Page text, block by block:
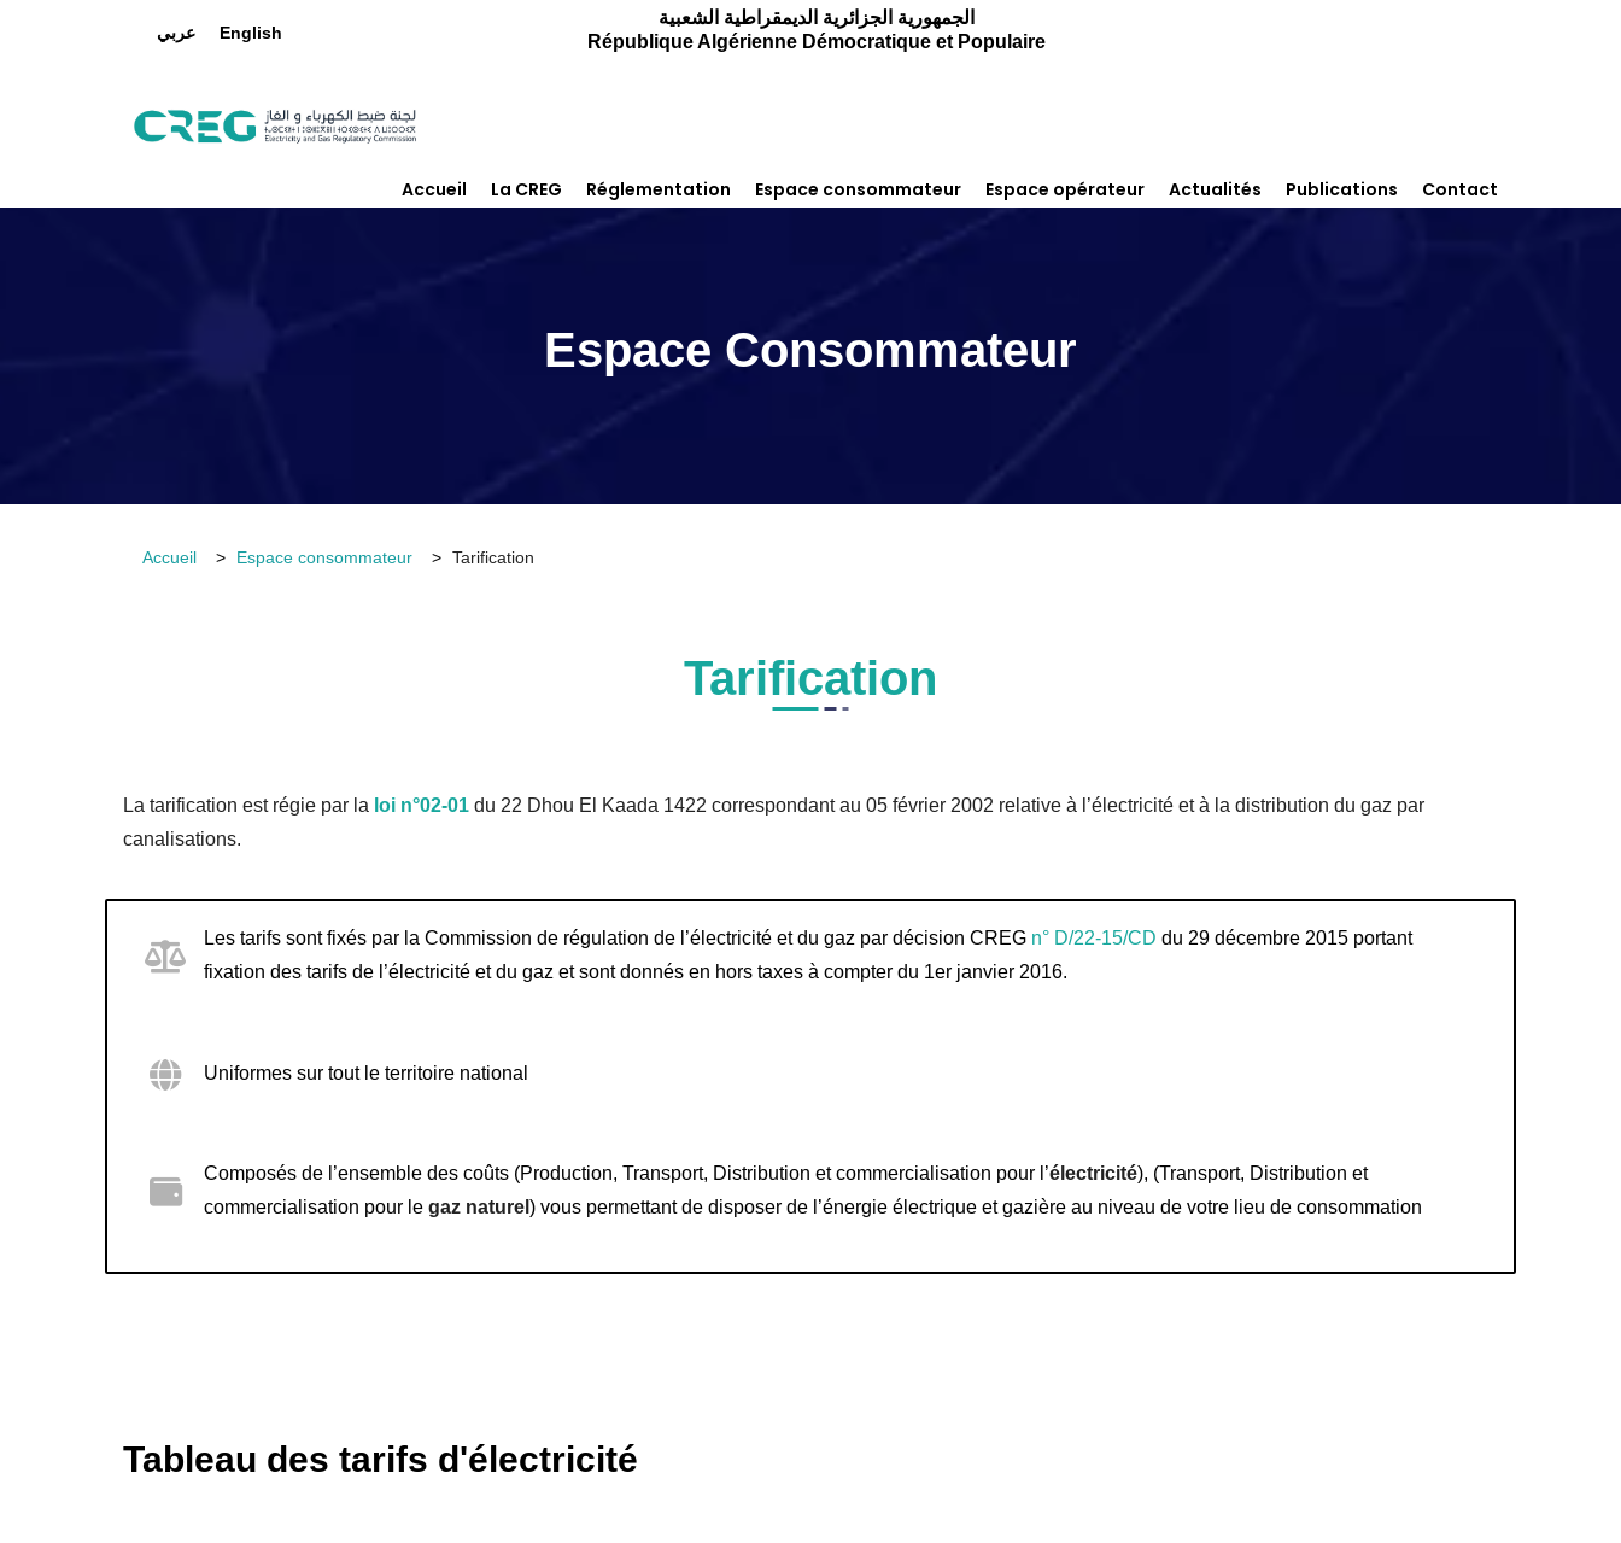
عربي English
الجمهورية الجزائرية الديمقراطية الشعبية
République Algérienne Démocratique et Populaire
Accueil La CREG Réglementation Espace consommateur Espace opérateur Actualités Publications Contact
Espace Consommateur
Accueil Espace consommateur Tarification
Tarification
La tarification est régie par la loi n°02-01 du 22 Dhou El Kaada 1422 correspondant au 05 février 2002 relative à l’électricité et à la distribution du gaz par
canalisations.
Les tarifs sont fixés par la Commission de régulation de l’électricité et du gaz par décision CREG n° D/22-15/CD du 29 décembre 2015 portant
fixation des tarifs de l’électricité et du gaz et sont donnés en hors taxes à compter du 1er janvier 2016.
Uniformes sur tout le territoire national
Composés de l’ensemble des coûts (Production, Transport, Distribution et commercialisation pour l’électricité), (Transport, Distribution et
commercialisation pour le gaz naturel ) vous permettant de disposer de l’énergie électrique et gazière au niveau de votre lieu de consommation
Tableau des tarifs d'électricité